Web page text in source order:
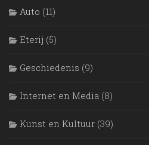
Auto (11)
Eterij (5)
Geschiedenis (9)
Internet en Media (8)
Kunst en Kultuur (39)